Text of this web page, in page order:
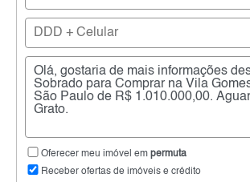
Oferecer meu imóvel em permuta
Receber ofertas de imóveis e crédito